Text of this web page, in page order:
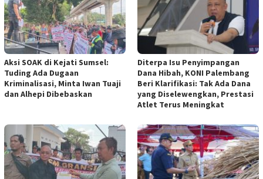
Aksi SOAK di Kejati Sumsel:
Tuding Ada Dugaan
Kriminalisasi, Minta Iwan Tuaji
dan Alhepi Dibebaskan
Diterpa Isu Penyimpangan
Dana Hibah, KONI Palembang
Beri Klarifikasi: Tak Ada Dana
yang Diselewengkan, Prestasi
Atlet Terus Meningkat